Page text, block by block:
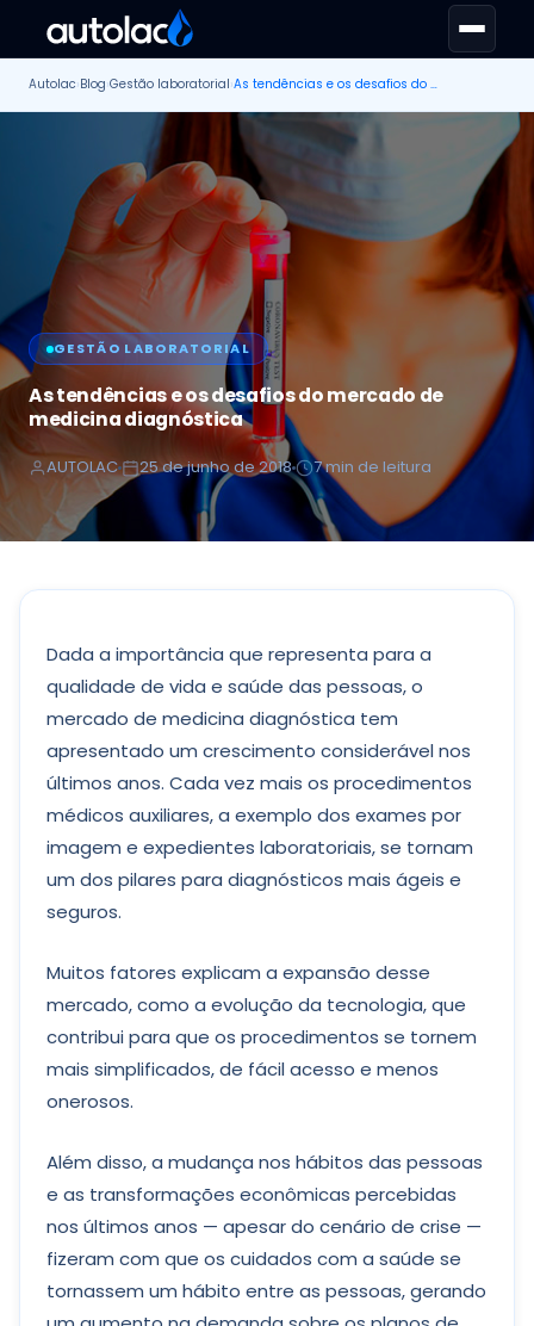
Autolac›Blog›Gestão laboratorial› As tendências e os desafios do mercado de medicina diagnóstica
GESTÃO LABORATORIAL
As tendências e os desafios do mercado de
medicina diagnóstica
AUTOLAC 25 de junho de 2018 7 min de leitura
Dada a importância que representa para a
qualidade de vida e saúde das pessoas, o
mercado de medicina diagnóstica tem
apresentado um crescimento considerável nos
últimos anos. Cada vez mais os procedimentos
médicos auxiliares, a exemplo dos exames por
imagem e expedientes laboratoriais, se tornam
um dos pilares para diagnósticos mais ágeis e
seguros.
Muitos fatores explicam a expansão desse
mercado, como a evolução da tecnologia, que
contribui para que os procedimentos se tornem
mais simplificados, de fácil acesso e menos
onerosos.
Além disso, a mudança nos hábitos das pessoas
e as transformações econômicas percebidas
nos últimos anos — apesar do cenário de crise —
fizeram com que os cuidados com a saúde se
tornassem um hábito entre as pessoas, gerando